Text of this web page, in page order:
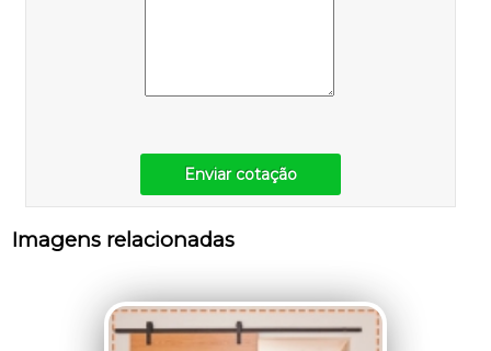
Enviar cotação
Imagens relacionadas